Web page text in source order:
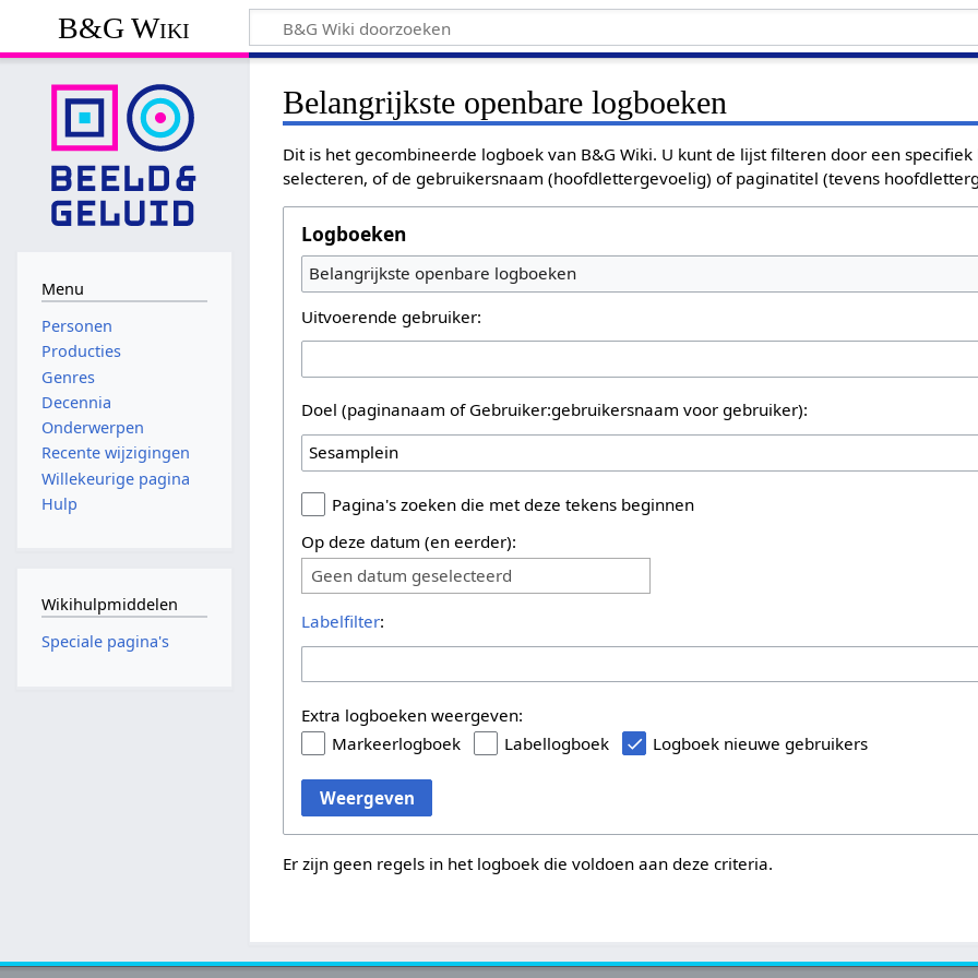
B&G Wiki
Belangrijkste openbare logboeken
Dit is het gecombineerde logboek van B&G Wiki. U kunt de lijst filteren door een
selecteren, of de gebruikersnaam (hoofdlettergevoelig) of paginatitel (tevens
Logboeken
Belangrijkste openbare logboeken
Uitvoerende gebruiker:
Doel (paginanaam of Gebruiker:gebruikersnaam voor gebruiker):
Pagina's zoeken die met deze tekens beginnen
Op deze datum (en eerder):
Geen datum geselecteerd
Labelfilter:
Extra logboeken weergeven:
Markeerlogboek
Labellogboek Logboek nieuwe gebruikers
Weergeven
Er zijn geen regels in het logboek die voldoen aan deze criteria.
Menu
Personen
Producties
Genres
Decennia
Onderwerpen
Recente wijzigingen
Willekeurige pagina
Hulp
Wikihulpmiddelen
Speciale pagina's